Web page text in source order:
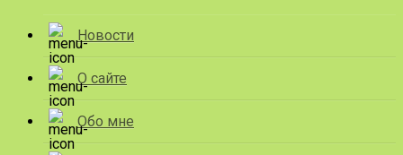
Новости
О сайте
Обо мне